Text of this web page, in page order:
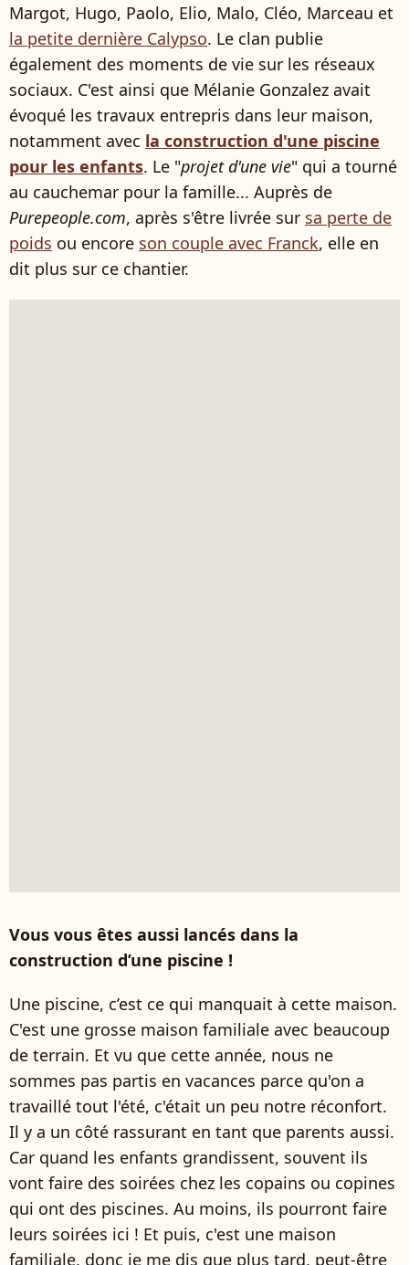
Margot, Hugo, Paolo, Elio, Malo, Cléo, Marceau et
la petite dernière Calypso. Le clan publie
également des moments de vie sur les réseaux
sociaux. C'est ainsi que Mélanie Gonzalez avait
évoqué les travaux entrepris dans leur maison,
notamment avec la construction d'une piscine
pour les enfants. Le "projet d'une vie" qui a tourné
au cauchemar pour la famille... Auprès de
Purepeople.com, après s'être livrée sur sa perte de
poids ou encore son couple avec Franck, elle en
dit plus sur ce chantier.
Vous vous êtes aussi lancés dans la
construction d’une piscine !
Une piscine, c’est ce qui manquait à cette maison.
C'est une grosse maison familiale avec beaucoup
de terrain. Et vu que cette année, nous ne
sommes pas partis en vacances parce qu'on a
travaillé tout l'été, c'était un peu notre réconfort.
Il y a un côté rassurant en tant que parents aussi.
Car quand les enfants grandissent, souvent ils
vont faire des soirées chez les copains ou copines
qui ont des piscines. Au moins, ils pourront faire
leurs soirées ici ! Et puis, c'est une maison
familiale, donc je me dis que plus tard, peut-être